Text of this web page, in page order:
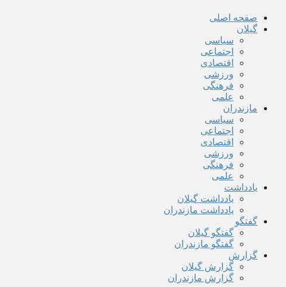
صفحه اصلی
گیلان
سیاسی
اجتماعی
اقتصادی
ورزشی
فرهنگی
علمی
مازندران
سیاسی
اجتماعی
اقتصادی
ورزشی
فرهنگی
علمی
یادداشت
یادداشت گیلان
یادداشت مازندران
گفتگو
گفتگو گیلان
گفتگو مازندران
گزارش
گزارش گیلان
گزارش مازندران